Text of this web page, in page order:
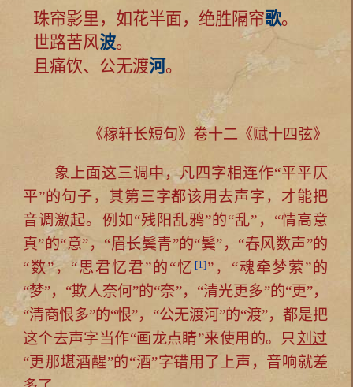
珠帘影里，如花半面，绝胜隔帘歌。
世路苦风波。
且痛饮、公无渡河。
——《稼轩长短句》卷十二《赋十四弦》
象上面这三调中，凡四字相连作“平平仄
平”的句子，其第三字都该用去声字，才能把
音调激起。例如“残阳乱鸦”的“乱”，“情高意
真”的“意”，“眉长鬓青”的“鬓”，“春风数声”的
“数”，“思君忆君”的“忆 [1]”，“魂牵梦萦”的
“梦”，“欺人奈何”的“奈”，“清光更多”的“更”，
“清商恨多”的“恨”，“公无渡河”的“渡”，都是把
这个去声字当作“画龙点睛”来使用的。只 刘过
“更那堪酒醒”的“酒”字错用了上声，音响就差